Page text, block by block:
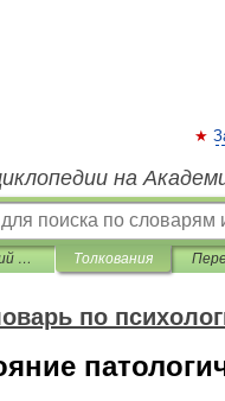
на
Энциклопедический словарь по психологии и педагогике Толкования
по